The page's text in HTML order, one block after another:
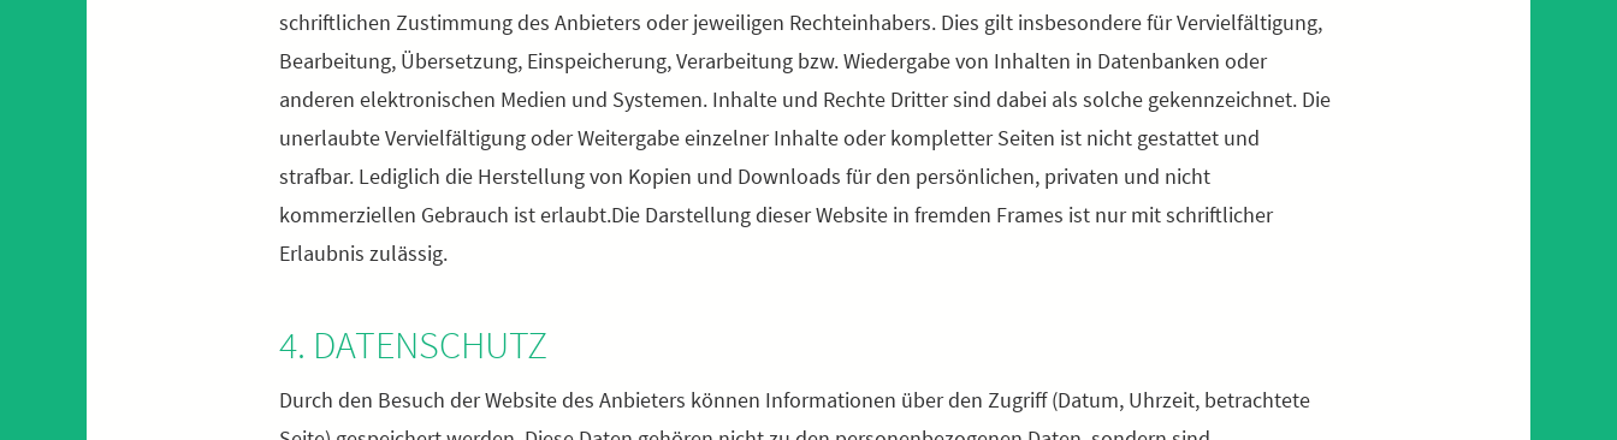
schriftlichen Zustimmung des Anbieters oder jeweiligen Rechteinhabers. Dies gilt insbesondere für Vervielfältigung,
Bearbeitung, Übersetzung, Einspeicherung, Verarbeitung bzw. Wiedergabe von Inhalten in Datenbanken oder
anderen elektronischen Medien und Systemen. Inhalte und Rechte Dritter sind dabei als solche gekennzeichnet. Die
unerlaubte Vervielfältigung oder Weitergabe einzelner Inhalte oder kompletter Seiten ist nicht gestattet und
strafbar. Lediglich die Herstellung von Kopien und Downloads für den persönlichen, privaten und nicht
kommerziellen Gebrauch ist erlaubt.Die Darstellung dieser Website in fremden Frames ist nur mit schriftlicher
Erlaubnis zulässig.
4. DATENSCHUTZ
Durch den Besuch der Website des Anbieters können Informationen über den Zugriff (Datum, Uhrzeit, betrachtete